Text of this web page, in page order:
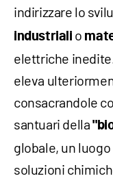
indirizzare lo
industriali o
elettriche
eleva
consacrandole
santuari della
globale, un
soluzioni